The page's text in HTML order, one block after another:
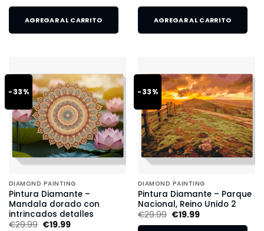
AGREGAR AL CARRITO AGREGAR AL CARRITO
-33%
DIAMOND PAINTING
Pintura Diamante –
Mandala dorado con
intrincados detalles
€29.99 €19.99
-33%
DIAMOND PAINTING
Pintura Diamante – Parque
Nacional, Reino Unido 2
€29.99 €19.99